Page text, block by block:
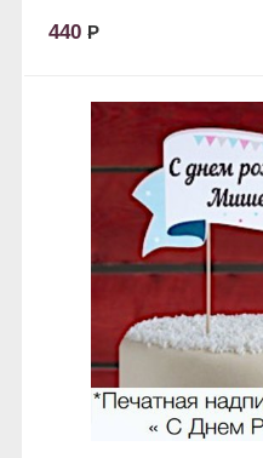
440 Р